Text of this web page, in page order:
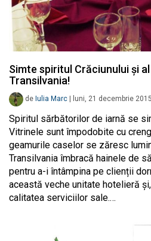
Simte spiritul Crăciunului și
Transilvania!
de Iulia Marc luni, 21 decembrie 2015
Spiritul sărbătorilor de iarnă se
Vitrinele sunt împodobite cu
geamurile caselor se zăresc
Transilvania îmbracă hainele de
pentru a-i întâmpina pe clienții
această veche unitate hotelieră
calitatea serviciilor sale.…